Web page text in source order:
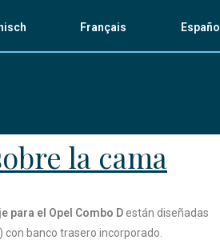
Français Español
la cama
para el Opel Combo Destán diseñadas
con banco trasero incorporado.